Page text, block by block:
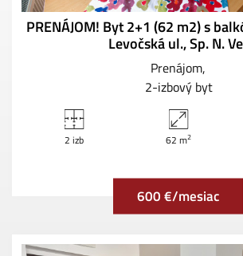
PRENÁJOM! Byt 2+1 (62 m2) s
Levočská ul., Sp. N.
Prenájom
2-izbový byt
2 izb 62 m2
600 €/mesiac